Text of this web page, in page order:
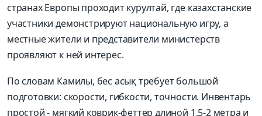
странах Европы проходит курултай, где казахстанские
участники демонстрируют национальную игру, а
местные жители и представители министерств
проявляют к ней интерес.
По словам Камилы, бес асық требует большой
подготовки: скорости, гибкости, точности. Инвентарь
простой - мягкий коврик-феттер длиной 1,5-2 метра и